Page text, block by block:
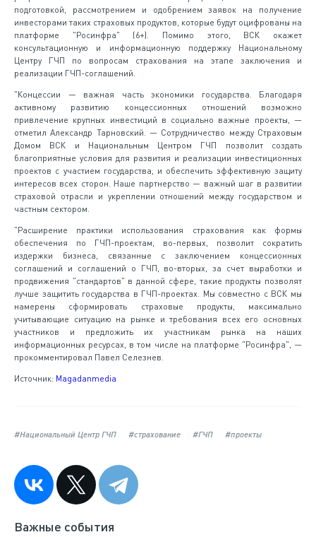
подготовкой, рассмотрением и одобрением заявок на получение
инвесторами таких страховых продуктов, которые будут оцифрованы на
платформе "Росинфра" (6+). Помимо этого, ВСК окажет
консультационную и информационную поддержку Национальному
Центру ГЧП по вопросам страхования на этапе заключения и
реализации ГЧП-соглашений.
"Концессии — важная часть экономики государства. Благодаря
активному развитию концессионных отношений возможно
привлечение крупных инвестиций в социально важные проекты, —
отметил Александр Тарновский. — Сотрудничество между Страховым
Домом ВСК и Национальным Центром ГЧП позволит создать
благоприятные условия для развития и реализации инвестиционных
проектов с участием государства, и обеспечить эффективную защиту
интересов всех сторон. Наше партнерство — важный шаг в развитии
страховой отрасли и укреплении отношений между государством и
частным сектором.
"Расширение практики использования страхования как формы
обеспечения по ГЧП-проектам, во-первых, позволит сократить
издержки бизнеса, связанные с заключением концессионных
соглашений и соглашений о ГЧП, во-вторых, за счет выработки и
продвижения "стандартов" в данной сфере, такие продукты позволят
лучше защитить государства в ГЧП-проектах. Мы совместно с ВСК мы
намерены сформировать страховые продукты, максимально
учитывающие ситуацию на рынке и требования всех его основных
участников и предложить их участникам рынка на наших
информационных ресурсах, в том числе на платформе "Росинфра", —
прокомментировал Павел Селезнев.
Источник: Magadanmedia
#Национальный Центр ГЧП #страхование #ГЧП #проекты
Важные события